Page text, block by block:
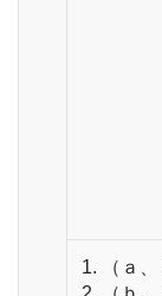
1. （ａ、